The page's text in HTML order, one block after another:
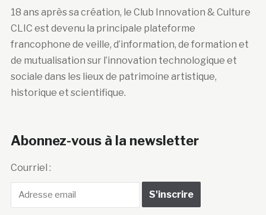
18 ans après sa création, le Club Innovation & Culture
CLIC est devenu la principale plateforme
francophone de veille, d’information, de formation et
de mutualisation sur l’innovation technologique et
sociale dans les lieux de patrimoine artistique,
historique et scientifique.
Abonnez-vous à la newsletter
Courriel :